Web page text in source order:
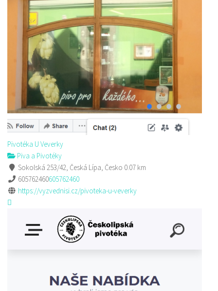
Pivotéka U Veverky
Piva a Pivotéky
Sokolská 253/42, Česká Lípa, Česko 0.07 km
605762460605762460
https://vyzvednisi.cz/pivoteka-u-veverky